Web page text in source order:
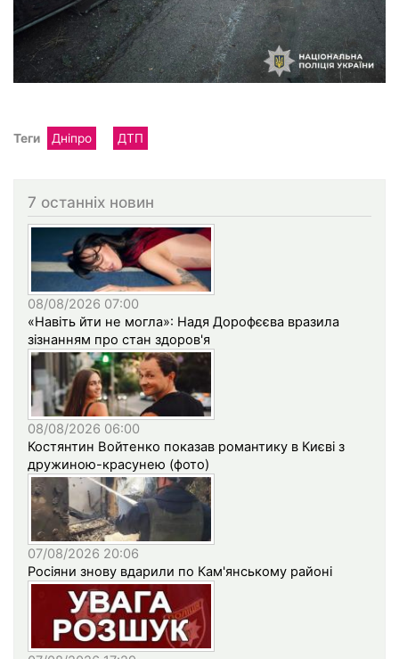
Теги Дніпро ДТП
7 останніх новин
08/08/2026 07:00
«Навіть йти не могла»: Надя Дорофєєва вразила
зізнанням про стан здоров'я
08/08/2026 06:00
Костянтин Войтенко показав романтику в Києві з
дружиною-красунею (фото)
07/08/2026 20:06
Росіяни знову вдарили по Кам'янському районі